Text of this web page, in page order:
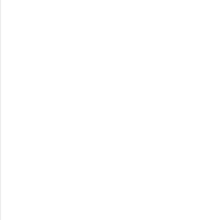
Ремонт
Ремонт